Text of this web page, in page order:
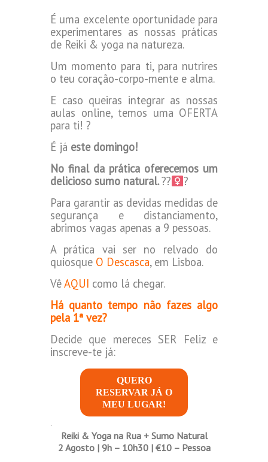
É uma excelente oportunidade para
experimentares as nossas práticas
de Reiki & yoga na natureza.
Um momento para ti, para nutrires
o teu coração-corpo-mente e alma.
E caso queiras integrar as nossas
aulas online, temos uma OFERTA
para ti! ?
É já este domingo!
No final da prática oferecemos um
delicioso sumo natural.??‍
?
Para garantir as devidas medidas de
segurança e distanciamento,
abrimos vagas apenas a 9 pessoas.
A prática vai ser no relvado do
quiosque O Descasca, em Lisboa.
VêAQUI como lá chegar.
Há quanto tempo não fazes algo
pela 1ª vez?
Decide que mereces SER Feliz e
inscreve-te já:
QUERO
RESERVAR JÁ O
MEU LUGAR!
.
Reiki & Yoga na Rua + Sumo Natural
2 Agosto | 9h – 10h30 | €10 – Pessoa